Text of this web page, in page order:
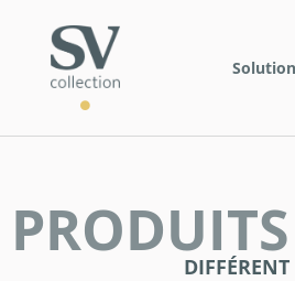
PRODUITS
DIFFÉRENT